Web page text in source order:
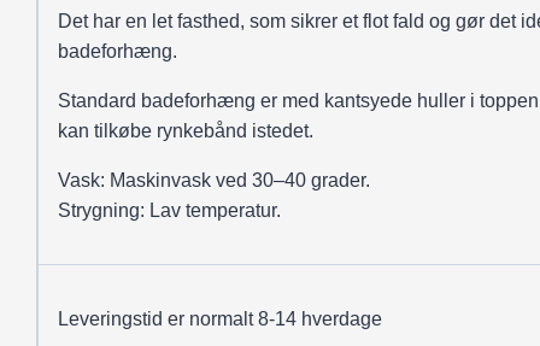
Det har en let fasthed, som sikrer et flot fald og gør det
badeforhæng.
Standard badeforhæng er med kantsyede huller i
kan tilkøbe rynkebånd istedet.
Vask: Maskinvask ved 30–40 grader.
Strygning: Lav temperatur.
Leveringstid er normalt 8-14 hverdage